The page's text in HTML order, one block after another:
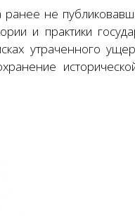
не
и практики
утраченного